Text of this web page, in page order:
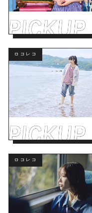
ロコレコ
ロコレコ